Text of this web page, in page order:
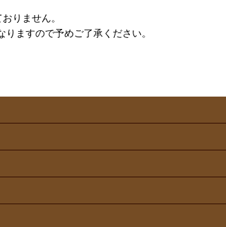
りません。
ますので予めご了承ください。